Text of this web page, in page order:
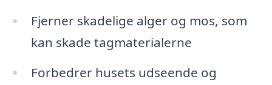
Fjerner skadelige alger og mos, som
kan skade tagmaterialerne
Forbedrer husets udseende og